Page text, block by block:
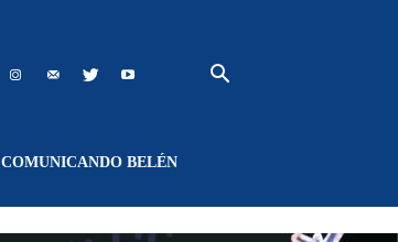
COMUNICANDO BELÉN